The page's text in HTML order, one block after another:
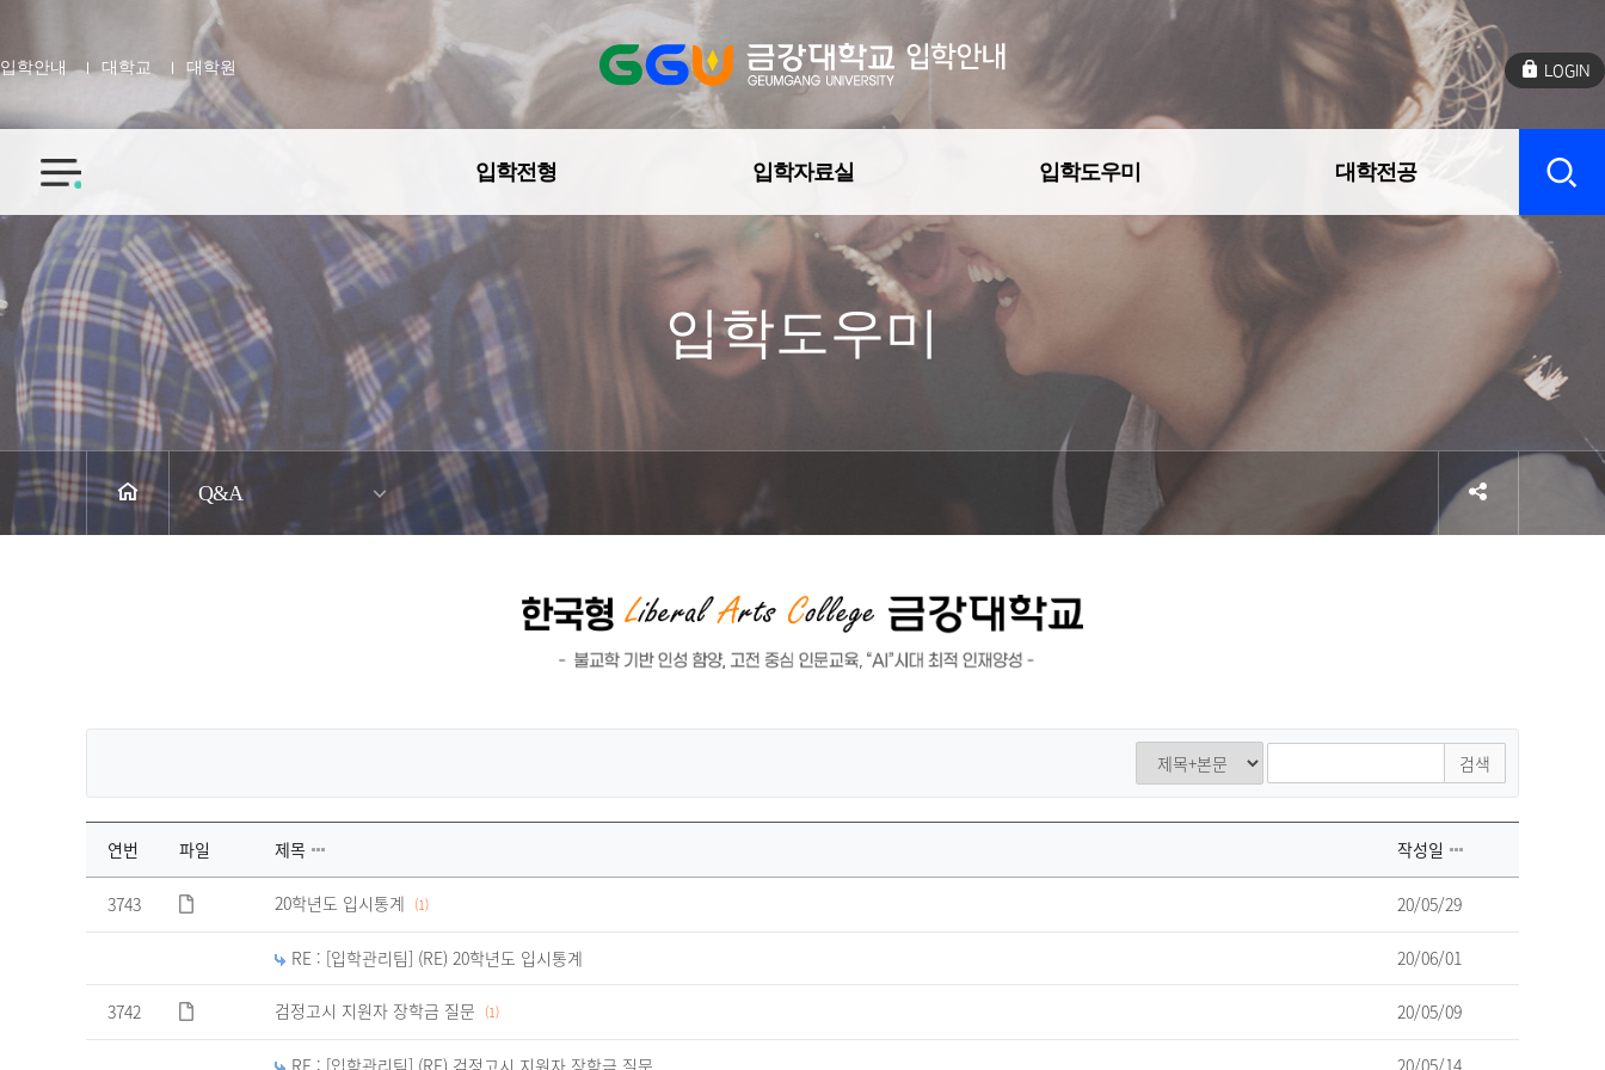
체
메
뉴
입학전형 입학자료실 입학도우미 대학전공
입학안내 대학교 대학원
로
그
입학도우미
Q&A
검색
시
의
연번 파일 제목 작성일
3743 20학년도 입시통계 (1) 20/05/29
RE : [입학관리팀] (RE) 20학년도 입시통계 20/06/01
3742 검정고시 지원자 장학금 질문 (1) 20/05/09
RE : [입학관리팀] (RE) 검정고시 지원자 장학금 질문 20/05/14